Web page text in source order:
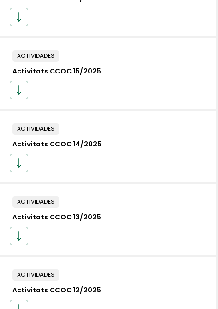
ACTIVIDADES
Activitats CCOC 15/2025
ACTIVIDADES
Activitats CCOC 14/2025
ACTIVIDADES
Activitats CCOC 13/2025
ACTIVIDADES
Activitats CCOC 12/2025